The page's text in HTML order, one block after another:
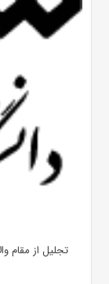
تجلیل از مقام